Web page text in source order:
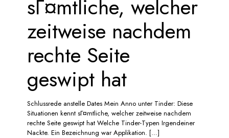
sГ¤mtliche, welcher
zeitweise nachdem
rechte Seite
geswipt hat
Schlussrede anstelle Dates Mein Anno unter Tinder: Diese
Situationen kennt sГ¤mtliche, welcher zeitweise nachdem
rechte Seite geswipt hat Welche Tinder-Typen Irgendeiner
Nackte. Ein Bezeichnung war Applikation. […]